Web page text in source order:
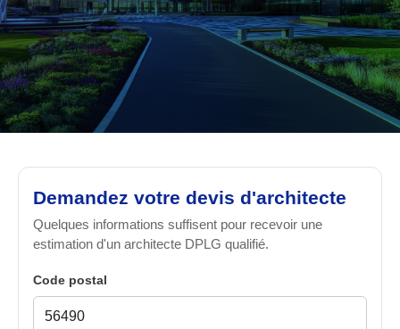
Demandez votre devis d'architecte
Quelques informations suffisent pour recevoir une
estimation d'un architecte DPLG qualifié.
Code postal